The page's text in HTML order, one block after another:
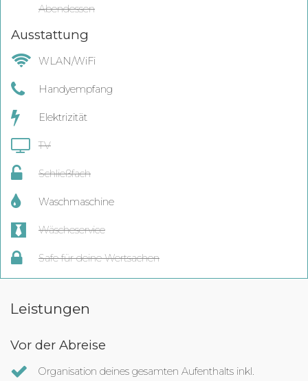
Abendessen
Ausstattung
WLAN/WiFi
Handyempfang
Elektrizität
TV
Schließfach
Waschmaschine
Wäscheservice
Safe für deine Wertsachen
Leistungen
Vor der Abreise
Organisation deines gesamten Aufenthalts inkl.